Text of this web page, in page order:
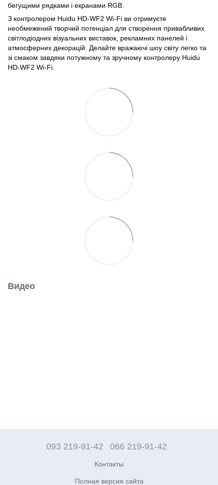
бегущими рядками і екранами RGB.
З контролером Huidu HD-WF2 Wi-Fi ви отримуєте
необмежений творчий потенціал для створення привабливих
світлодіодних візуальних виставок, рекламних панелей і
атмосферних декорацій. Делайте вражаючі шоу світу легко та
зі смаком завдяки потужному та зручному контролеру Huidu
HD-WF2 Wi-Fi.
Видео
093 219-91-42 066 219-91-42
Контакты
Полная версия сайта